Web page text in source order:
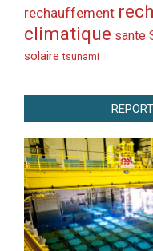
rechauffement
climatique sante
solaire tsunami